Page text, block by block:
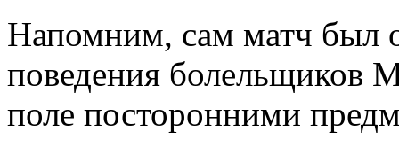
Напомним, сам матч был
поведения болельщиков
поле посторонними